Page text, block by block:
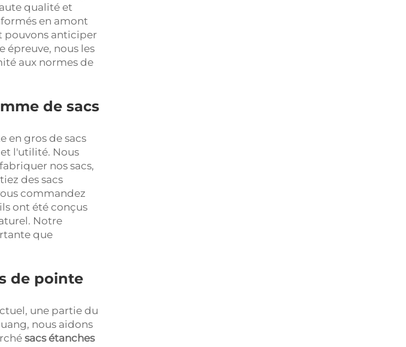
qualité et
en amont
pouvons anticiper
épreuve, nous les
aux normes de
de sacs
en gros de sacs
l'utilité. Nous
nos sacs,
des sacs
commandez
ont été conçus
Notre
que
de pointe
une partie du
nous aidons
sacs étanches